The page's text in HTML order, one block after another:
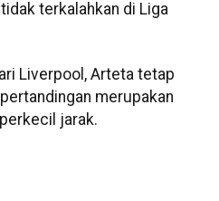
terkalahkan di Liga
Liverpool, Arteta tetap
merupakan
jarak.